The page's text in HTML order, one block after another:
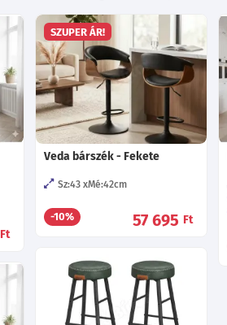
Ft
SZUPER ÁR!
Veda bárszék - Fekete
Sz:43 Mé:42cm
-10% 57 695 Ft